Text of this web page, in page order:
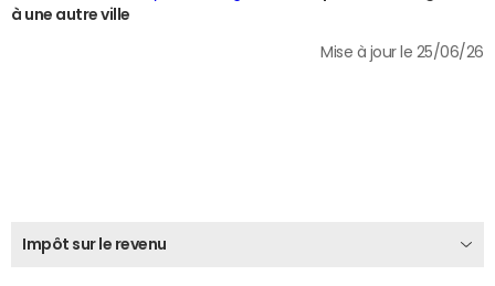
à une autre ville
Mise à jour le 25/06/26
Impôt sur le revenu